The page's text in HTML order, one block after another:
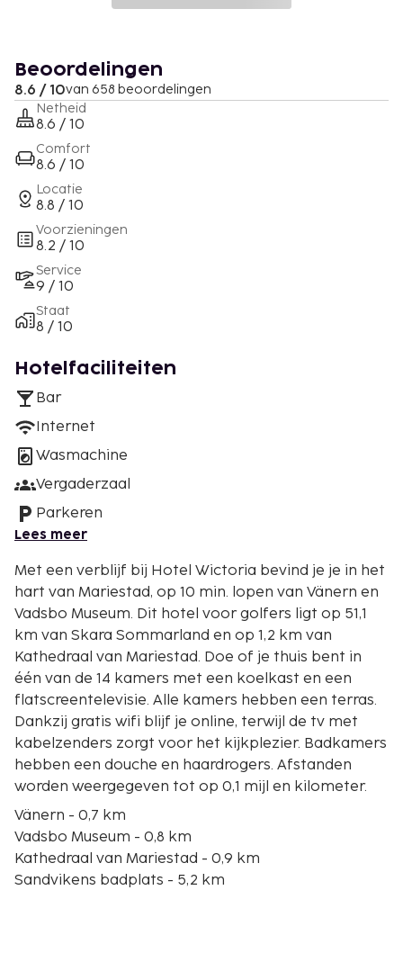
Beoordelingen
8.6 / 10van 658 beoordelingen
Netheid
8.6 / 10
Comfort
8.6 / 10
Locatie
8.8 / 10
Voorzieningen
8.2 / 10
Service
9 / 10
Staat
8 / 10
Hotelfaciliteiten
Bar
Internet
Wasmachine
Vergaderzaal
Parkeren
Lees meer
Met een verblijf bij Hotel Wictoria bevind je je in het
hart van Mariestad, op 10 min. lopen van Vänern en
Vadsbo Museum. Dit hotel voor golfers ligt op 51,1
km van Skara Sommarland en op 1,2 km van
Kathedraal van Mariestad. Doe of je thuis bent in
één van de 14 kamers met een koelkast en een
flatscreentelevisie. Alle kamers hebben een terras.
Dankzij gratis wifi blijf je online, terwijl de tv met
kabelzenders zorgt voor het kijkplezier. Badkamers
hebben een douche en haardrogers. Afstanden
worden weergegeven tot op 0,1 mijl en kilometer.
Vänern - 0,7 km
Vadsbo Museum - 0,8 km
Kathedraal van Mariestad - 0,9 km
Sandvikens badplats - 5,2 km